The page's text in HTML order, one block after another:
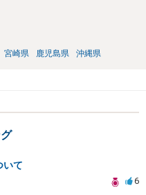
宮崎県 鹿児島県 沖縄県
いて
6